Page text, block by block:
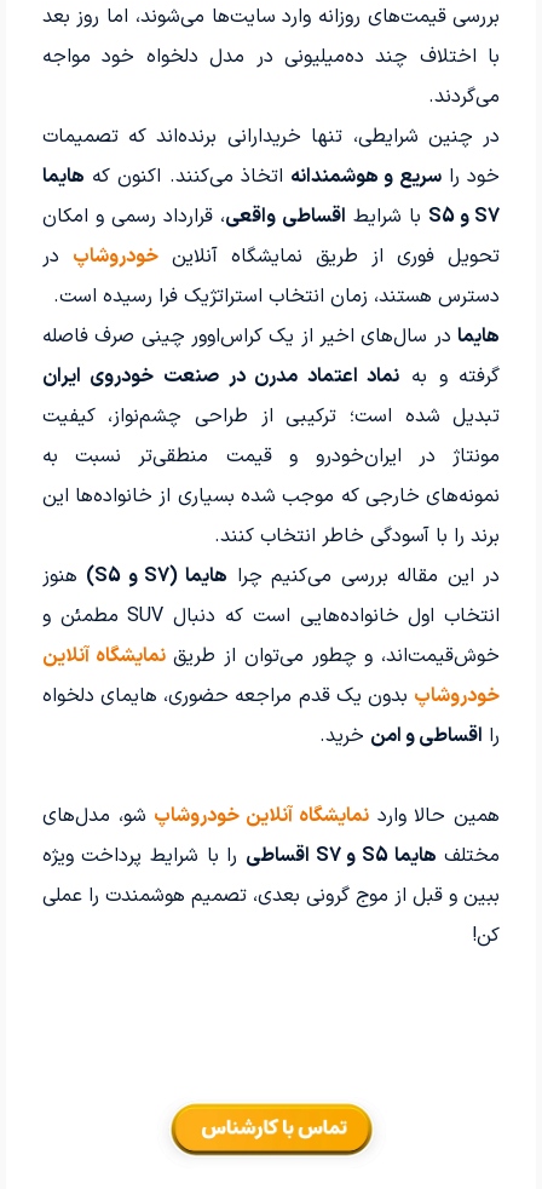
بررسی قیمت‌های روزانه وارد سایت‌ها می‌شوند، اما روز بعد
با اختلاف چند ده‌میلیونی در مدل دلخواه خود مواجه
می‌گردند.
در چنین شرایطی، تنها خریدارانی برنده‌اند که تصمیمات
خود راسریع و هوشمندانه اتخاذ می‌کنند. اکنون که هایما
S7 و S5
با شرایط اقساطی واقعی، قرارداد رسمی و امکان
تحویل فوری از طریق نمایشگاه آنلاینخودروشاپ در
دسترس هستند، زمان انتخاب استراتژیک فرا رسیده است.
هایمادر سال‌های اخیر از یک کراس‌اوور چینی صرف فاصله
گرفته و به نماد اعتماد مدرن در صنعت خودروی ایران
تبدیل شده است؛ ترکیبی از طراحی چشم‌نواز، کیفیت
مونتاژ در ایران‌خودرو و قیمت منطقی‌تر نسبت به
نمونه‌های خارجی که موجب شده بسیاری از خانواده‌ها این
برند را با آسودگی خاطر انتخاب کنند.
در این مقاله بررسی می‌کنیم چرا هایما (S7 و S5)
هنوز
انتخاب اول خانواده‌هایی است که دنبال SUV مطمئن و
خوش‌قیمت‌اند، و چطور می‌توان از طریقنمایشگاه آنلاین
خودروشاپ بدون یک قدم مراجعه حضوری، هایمای دلخواه
را اقساطی و امن خرید.
همین حالا واردنمایشگاه آنلاین خودروشاپ شو، مدل‌های
مختلف هایما S5 و S7 اقساطی
را با شرایط پرداخت ویژه
ببین و قبل از موج گرونی بعدی، تصمیم هوشمندت را عملی
کن!